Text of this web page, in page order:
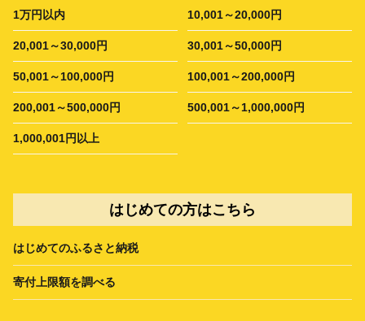
1万円以内 10,001～20,000円
20,001～30,000円 30,001～50,000円
50,001～100,000円 100,001～200,000円
200,001～500,000円 500,001～1,000,000円
1,000,001円以上
はじめての方はこちら
はじめてのふるさと納税
寄付上限額を調べる